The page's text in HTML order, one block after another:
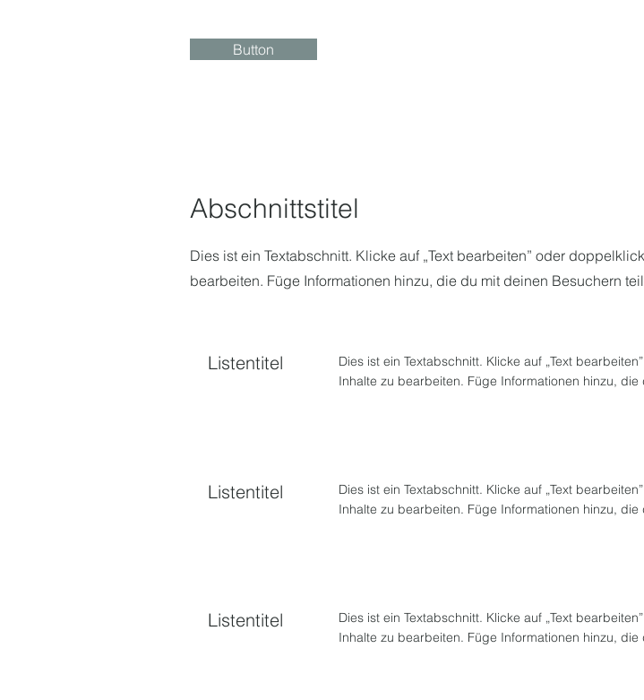
Button
Abschnittstitel
Dies ist ein Textabschnitt. Klicke auf „Text bearbeiten” oder
bearbeiten. Füge Informationen hinzu, die du mit deinen Besuchern
Listentitel
Dies ist ein Textabschnitt. Klicke auf „Text
Inhalte zu bearbeiten. Füge Informationen hinzu,
Listentitel
Dies ist ein Textabschnitt. Klicke auf „Text
Inhalte zu bearbeiten. Füge Informationen hinzu,
Listentitel
Dies ist ein Textabschnitt. Klicke auf „Text
Inhalte zu bearbeiten. Füge Informationen hinzu,